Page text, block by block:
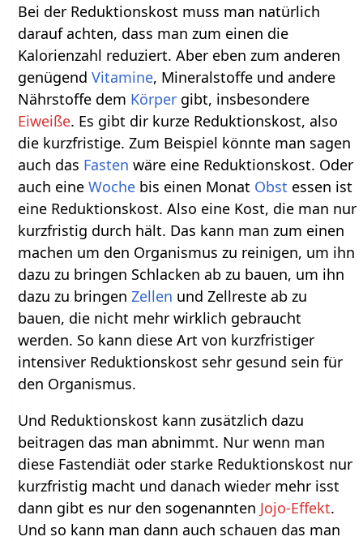
Bei der Reduktionskost muss man natürlich
darauf achten, dass man zum einen die
Kalorienzahl reduziert. Aber eben zum anderen
genügendVitamine, Mineralstoffe und andere
Nährstoffe dem Körper gibt, insbesondere
Eiweiße. Es gibt dir kurze Reduktionskost, also
die kurzfristige. Zum Beispiel könnte man sagen
auch das Fasten wäre eine Reduktionskost. Oder
auch eineWoche bis einen Monat Obst essen ist
eine Reduktionskost. Also eine Kost, die man nur
kurzfristig durch hält. Das kann man zum einen
machen um den Organismus zu reinigen, um ihn
dazu zu bringen Schlacken ab zu bauen, um ihn
dazu zu bringenZellen und Zellreste ab zu
bauen, die nicht mehr wirklich gebraucht
werden. So kann diese Art von kurzfristiger
intensiver Reduktionskost sehr gesund sein für
den Organismus.
Und Reduktionskost kann zusätzlich dazu
beitragen das man abnimmt. Nur wenn man
diese Fastendiät oder starke Reduktionskost nur
kurzfristig macht und danach wieder mehr isst
dann gibt es nur den sogenannten Jojo-Effekt.
Und so kann man dann auch schauen das man